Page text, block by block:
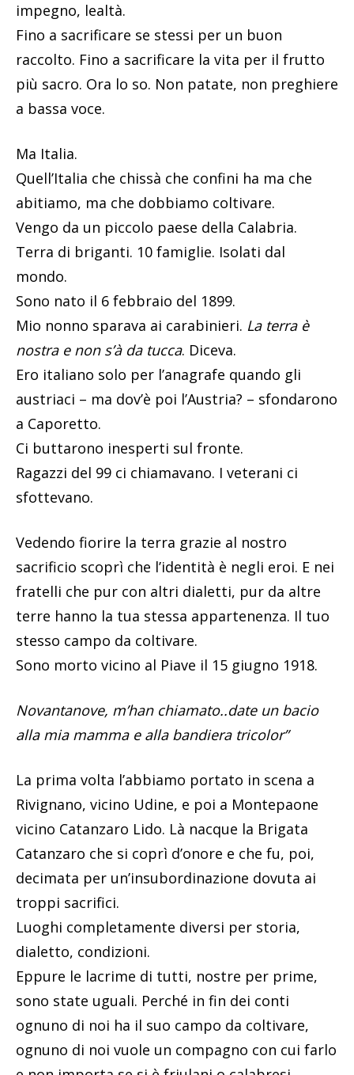
impegno, lealtà.
Fino a sacrificare se stessi per un buon
raccolto. Fino a sacrificare la vita per il frutto
più sacro. Ora lo so. Non patate, non preghiere
a bassa voce.
Ma Italia.
Quell’Italia che chissà che confini ha ma che
abitiamo, ma che dobbiamo coltivare.
Vengo da un piccolo paese della Calabria.
Terra di briganti. 10 famiglie. Isolati dal
mondo.
Sono nato il 6 febbraio del 1899.
Mio nonno sparava ai carabinieri. La terra è
nostra e non s’à da tucca. Diceva.
Ero italiano solo per l’anagrafe quando gli
austriaci – ma dov’è poi l’Austria? – sfondarono
a Caporetto.
Ci buttarono inesperti sul fronte.
Ragazzi del 99 ci chiamavano. I veterani ci
sfottevano.
Vedendo fiorire la terra grazie al nostro
sacrificio scoprì che l’identità è negli eroi. E nei
fratelli che pur con altri dialetti, pur da altre
terre hanno la tua stessa appartenenza. Il tuo
stesso campo da coltivare.
Sono morto vicino al Piave il 15 giugno 1918.
Novantanove, m’han chiamato..date un bacio
alla mia mamma e alla bandiera tricolor”
La prima volta l’abbiamo portato in scena a
Rivignano, vicino Udine, e poi a Montepaone
vicino Catanzaro Lido. Là nacque la Brigata
Catanzaro che si coprì d’onore e che fu, poi,
decimata per un’insubordinazione dovuta ai
troppi sacrifici.
Luoghi completamente diversi per storia,
dialetto, condizioni.
Eppure le lacrime di tutti, nostre per prime,
sono state uguali. Perché in fin dei conti
ognuno di noi ha il suo campo da coltivare,
ognuno di noi vuole un compagno con cui farlo